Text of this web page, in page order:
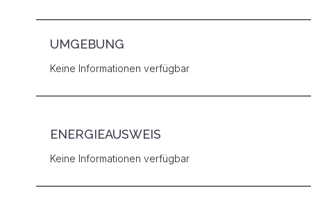
UMGEBUNG
Keine Informationen verfügbar
ENERGIEAUSWEIS
Keine Informationen verfügbar